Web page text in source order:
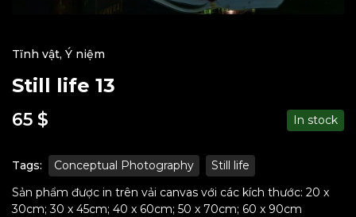
Tĩnh vật, Ý niệm
Still life 13
65 $ In stock
Tags: Conceptual Photography
Still life
Sản phẩm được in trên vải canvas với các kích thước: 20 x
30cm; 30 x 45cm; 40 x 60cm; 50 x 70cm; 60 x 90cm